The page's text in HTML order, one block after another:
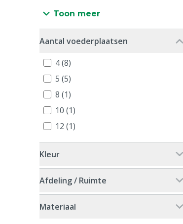
Toon meer
Aantal voederplaatsen
4 (8)
5 (5)
8 (1)
10 (1)
12 (1)
Kleur
Afdeling / Ruimte
Materiaal